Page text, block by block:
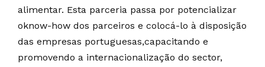
alimentar. Esta parceria passa por potencializar
oknow-how dos parceiros e colocá-lo à disposição
das empresas portuguesas,capacitando e
promovendo a internacionalização do sector,